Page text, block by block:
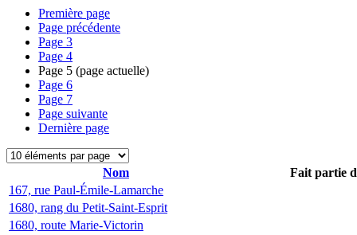
Première page
Page précédente
Page 3
Page 4
Page 5 (page actuelle)
Page 6
Page 7
Page suivante
Dernière page
Nom
Fait partie
167, rue Paul-Émile-Lamarche
1680, rang du Petit-Saint-Esprit
1680, route Marie-Victorin